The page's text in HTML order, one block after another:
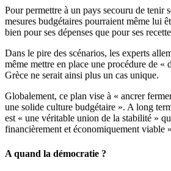
Pour permettre à un pays secouru de tenir
mesures budgétaires pourraient même lui
bien pour ses dépenses que pour ses
Dans le pire des scénarios, les experts
même mettre en place une procédure de «
Grèce ne serait ainsi plus un cas unique.
Globalement, ce plan vise à « ancrer
une solide culture budgétaire ». A long
est « une véritable union de la stabilité »
financièrement et économiquement viable
A quand la démocratie ?